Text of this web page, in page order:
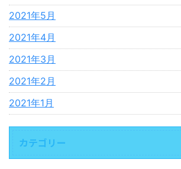
2021年5月
2021年4月
2021年3月
2021年2月
2021年1月
カテゴリー